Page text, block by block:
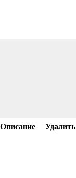
Описание Удалить